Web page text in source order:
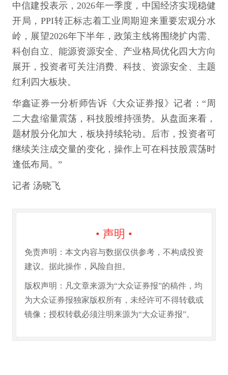
中信建投表示，2026年一季度，中国经济实现稳健
开局，PPI转正标志着工业周期迎来重要宏观分水
岭，展望2026年下半年，政策主线将围绕扩内需、
科创自立、能源资源安全、产业格局优化四大方向
展开，投资者可关注消费、科技、资源安全、主题
红利四大板块。
华鑫证券一分析师告诉《大众证券报》记者：“周
二大盘缩量震荡，科技股维持强势。从盘面来看，
题材股分化加大，板块持续轮动。后市，投资者可
继续关注成交量的变化，操作上可在科技股震荡时
逢低布局。”
记者 汤晓飞
• 声明 •
免责声明：本文内容与数据仅供参考，不构成投资
建议。据此操作，风险自担。
版权声明：凡文章来源为“大众证券报”的稿件，均
为大众证券报独家版权所有，未经许可不得转载或
镜像；授权转载必须注明来源为“大众证券报”。